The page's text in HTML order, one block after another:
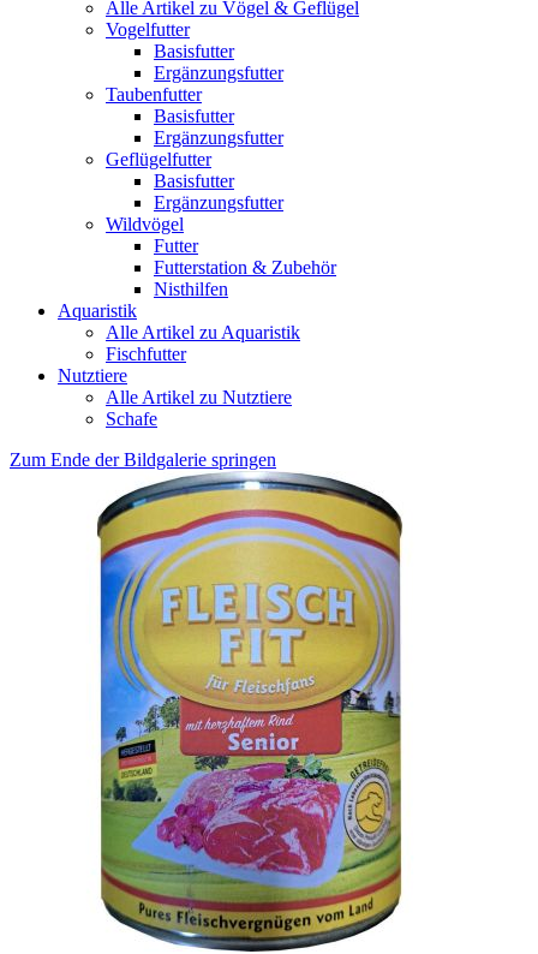
Alle Artikel zu Vögel & Geflügel
Vogelfutter
Basisfutter
Ergänzungsfutter
Taubenfutter
Basisfutter
Ergänzungsfutter
Geflügelfutter
Basisfutter
Ergänzungsfutter
Wildvögel
Futter
Futterstation & Zubehör
Nisthilfen
Aquaristik
Alle Artikel zu Aquaristik
Fischfutter
Nutztiere
Alle Artikel zu Nutztiere
Schafe
Zum Ende der Bildgalerie springen